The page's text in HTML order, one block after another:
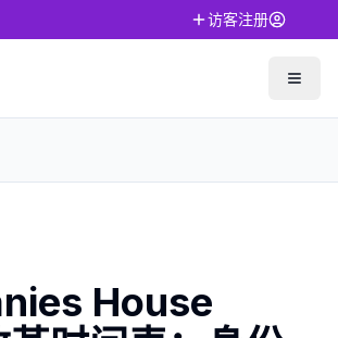
访客注册
House